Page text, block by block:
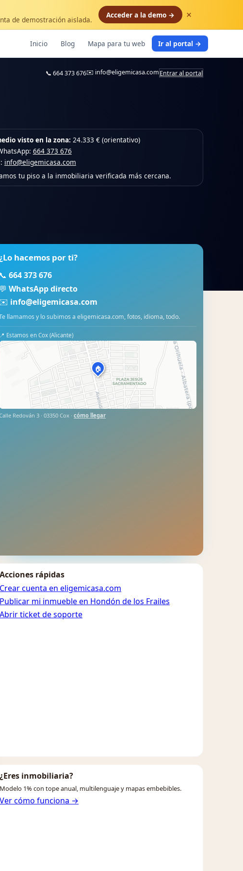
de demostración aislada.
Acceder a la demo → ×
Inicio Blog Mapa para tu web Ir al portal →
📞 664 373 676✉️ info@eligemicasa.comEntrar al portal
visto en la zona: 24.333 € (orientativo)
664 373 676
info@eligemicasa.com
tu piso a la inmobiliaria verificada más cercana.
hacemos por ti?
📞664 373 676
💬WhatsApp directo
✉️ info@eligemicasa.com
llamamos y lo subimos a eligemicasa.com, fotos, idioma, todo.
📍 Estamos en Cox (Alicante)
🏠
Redován 3 · 03350 Cox ·cómo llegar
Acciones rápidas
Crear cuenta en eligemicasa.com
Publicar mi inmueble en Hondón de los Frailes
Abrir ticket de soporte
¿Eres inmobiliaria?
Modelo 1% con tope anual, multilenguaje y mapas embebibles.
Ver cómo funciona →